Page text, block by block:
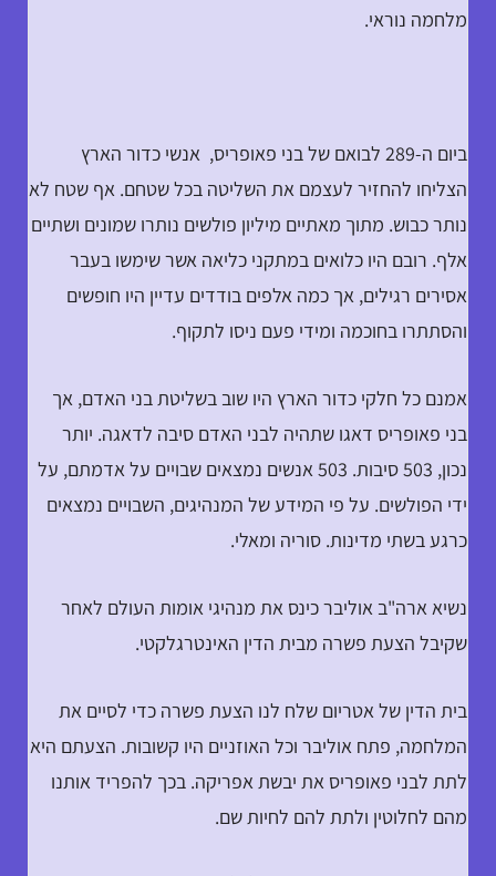
מלחמה נוראי.
ביום ה-289 לבואם של בני פאופריס, אנשי כדור הארץ
הצליחו להחזיר לעצמם את השליטה בכל שטחם. אף שטח לא
נותר כבוש. מתוך מאתיים מיליון פולשים נותרו שמונים ושתיים
אלף. רובם היו כלואים במתקני כליאה אשר שימשו בעבר
אסירים רגילים, אך כמה אלפים בודדים עדיין היו חופשים
והסתתרו בחוכמה ומידי פעם ניסו לתקוף.
אמנם כל חלקי כדור הארץ היו שוב בשליטת בני האדם, אך
בני פאופריס דאגו שתהיה לבני האדם סיבה לדאגה. יותר
נכון, 503 סיבות. 503 אנשים נמצאים שבויים על אדמתם, על
ידי הפולשים. על פי המידע של המנהיגים, השבויים נמצאים
כרגע בשתי מדינות. סוריה ומאלי.
נשיא ארה"ב אוליבר כינס את מנהיגי אומות העולם לאחר
שקיבל הצעת פשרה מבית הדין האינטרגלקטי.
בית הדין של אטריום שלח לנו הצעת פשרה כדי לסיים את
המלחמה, פתח אוליבר וכל האוזניים היו קשובות. הצעתם היא
לתת לבני פאופריס את יבשת אפריקה. בכך להפריד אותנו
מהם לחלוטין ולתת להם לחיות שם.